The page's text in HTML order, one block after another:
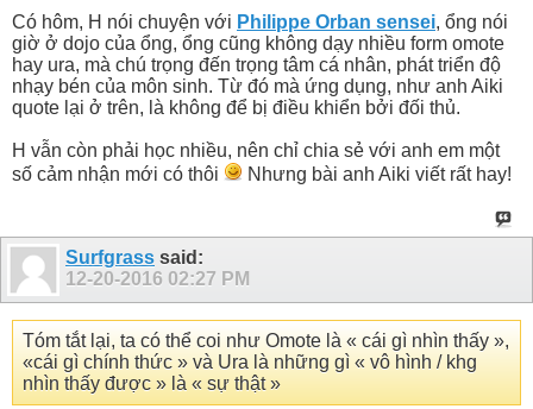
Có hôm, H nói chuyện với Philippe Orban sensei, ổng nói
giờ ở dojo của ổng, ổng cũng không dạy nhiều form omote
hay ura, mà chú trọng đến trọng tâm cá nhân, phát triển độ
nhạy bén của môn sinh. Từ đó mà ứng dụng, như anh Aiki
quote lại ở trên, là không để bị điều khiển bởi đối thủ.
H vẫn còn phải học nhiều, nên chỉ chia sẻ với anh em một
số cảm nhận mới có thôi
Nhưng bài anh Aiki viết rất hay!
Surfgrass said:
12-20-2016 02:27 PM
Tóm tắt lại, ta có thể coi như Omote là « cái gì nhìn thấy »,
«cái gì chính thức » và Ura là những gì « vô hình / khg
nhìn thấy được » là « sự thật »